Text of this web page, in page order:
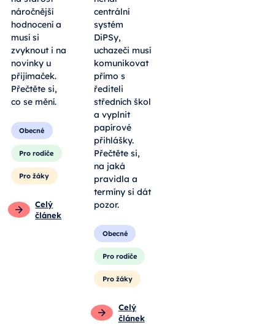
náročnější
hodnocení a
musí si
zvyknout i na
novinky u
přijímaček.
Přečtěte si,
co se mění.
Obecné
Pro rodiče
Pro žáky
Celý
článek
centrální
systém
DiPSy,
uchazeči musí
komunikovat
přímo s
řediteli
středních škol
a vyplnit
papírové
přihlášky.
Přečtěte si,
na jaká
pravidla a
termíny si dát
pozor.
Obecné
Pro rodiče
Pro žáky
Celý
článek